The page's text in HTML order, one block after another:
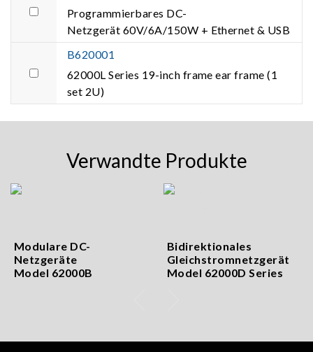
Programmierbares DC-
Netzgerät 60V/6A/150W + Ethernet & USB
B620001
62000L Series 19-inch frame ear frame (1
set 2U)
Verwandte Produkte
Modulare DC-
Netzgeräte
Model 62000B
Bidirektionales
Gleichstromnetzgerät
Model 62000D Series